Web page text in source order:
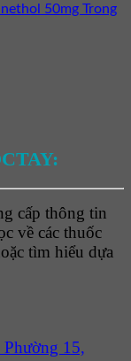
50mg Trong
cấp thông tin
về các thuốc
tìm hiểu dựa
15,